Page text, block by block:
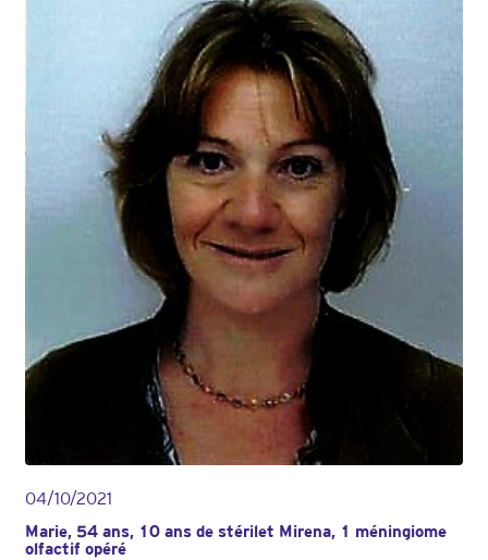
04/10/2021
Marie, 54 ans, 10 ans de stérilet Mirena, 1 méningiome
olfactif opéré